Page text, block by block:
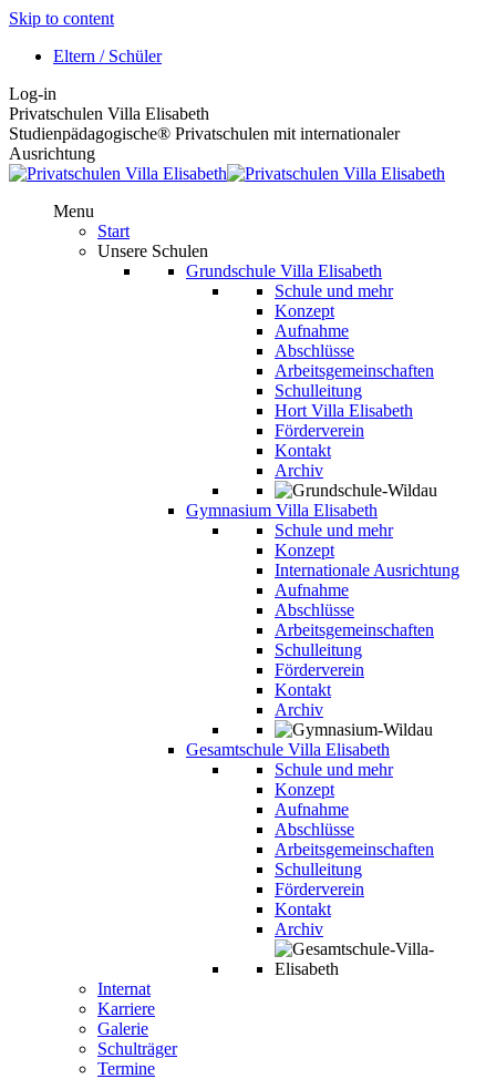
Skip to content
Eltern / Schüler
Log-in
Privatschulen Villa Elisabeth
Studienpädagogische® Privatschulen mit internationaler
Ausrichtung
Menu
Start
Unsere Schulen
Grundschule Villa Elisabeth
Schule und mehr
Konzept
Aufnahme
Abschlüsse
Arbeitsgemeinschaften
Schulleitung
Hort Villa Elisabeth
Förderverein
Kontakt
Archiv
Gymnasium Villa Elisabeth
Schule und mehr
Konzept
Internationale Ausrichtung
Aufnahme
Abschlüsse
Arbeitsgemeinschaften
Schulleitung
Förderverein
Kontakt
Archiv
Gesamtschule Villa Elisabeth
Schule und mehr
Konzept
Aufnahme
Abschlüsse
Arbeitsgemeinschaften
Schulleitung
Förderverein
Kontakt
Archiv
Internat
Karriere
Galerie
Schulträger
Termine